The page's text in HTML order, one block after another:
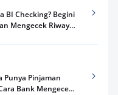
BI Checking? Begini
Mengecek Riwayat
Punya Pinjaman
Bank Mengecek